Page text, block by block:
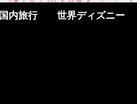
国内旅行 世界ディズニー